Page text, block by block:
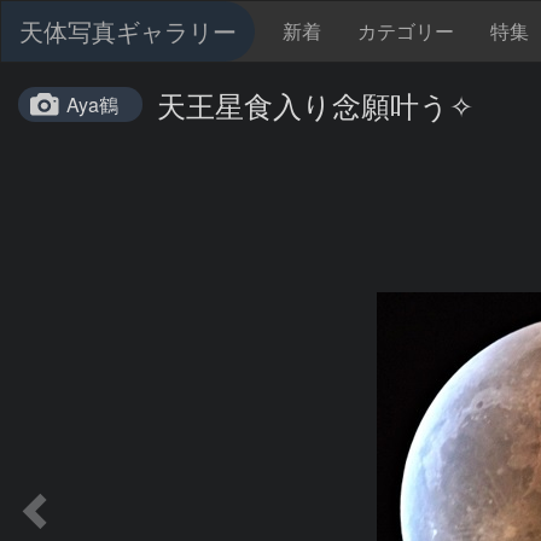
天体写真ギャラリー 新着 カテゴリー 特集
Aya鶴 天王星食入り念願叶う✧